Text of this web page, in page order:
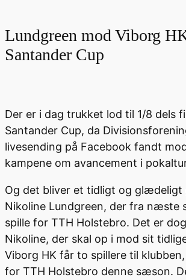
Lundgreen mod Viborg
Santander Cup
Der er i dag trukket lod til 1/8 dels
Santander Cup, da
livesending på Facebook fandt
kampene om avancement i
Og det bliver et tidligt og glædeligt
Nikoline Lundgreen, der fra næste
spille for TTH Holstebro. Det er
Nikoline, der skal op i mod sit
Viborg HK får to spillere til
for TTH Holstebro denne sæson.